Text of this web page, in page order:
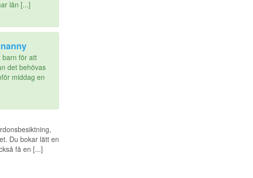
lån [...]
barn för att
det behövas
middag en
Du bokar lätt en
få en [...]